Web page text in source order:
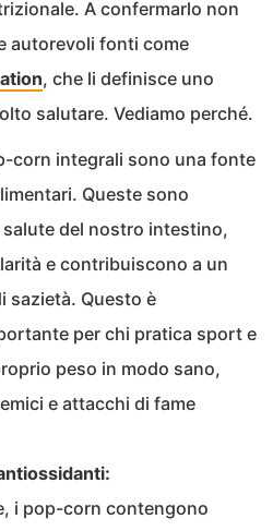
A confermarlo non
autorevoli fonti come
, che li definisce uno
salutare. Vediamo perché.
corn integrali sono una fonte
Queste sono
del nostro intestino,
e contribuiscono a un
sazietà. Questo è
per chi pratica sport e
peso in modo sano,
e attacchi di fame
i pop-corn contengono